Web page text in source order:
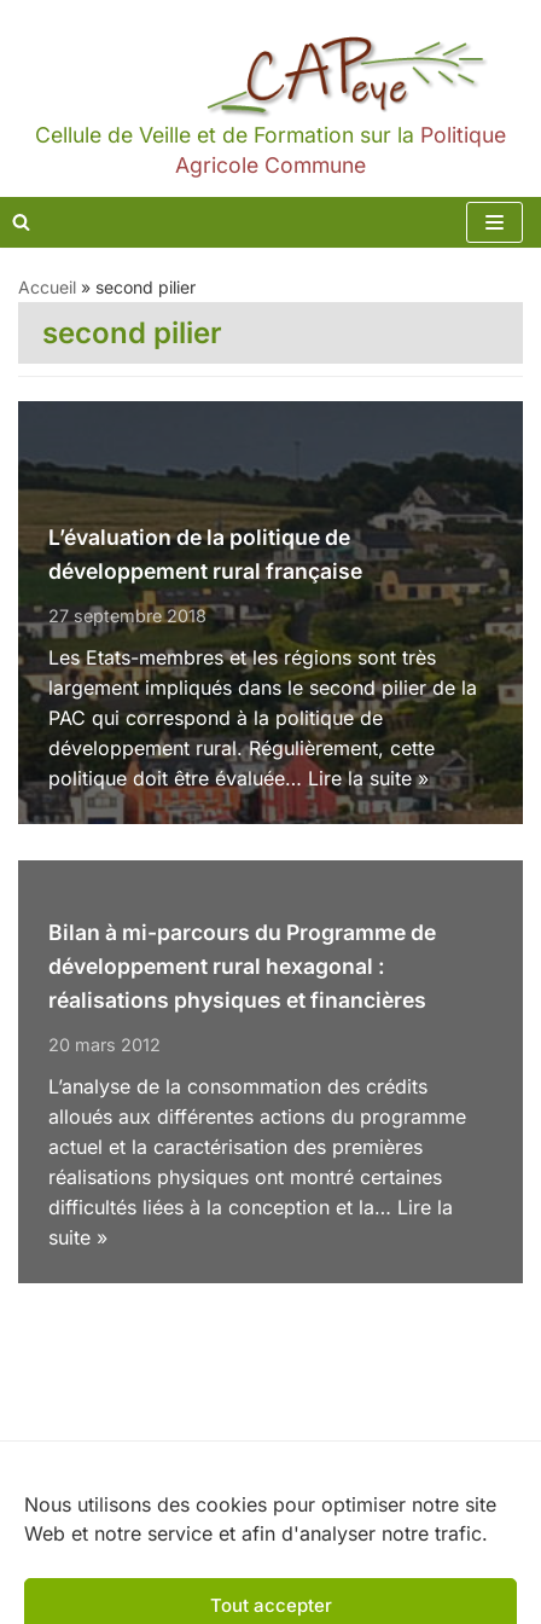
Nous utilisons des cookies pour optimiser notre site
Web et notre service et afin d'analyser notre trafic.
Tout accepter
contenu
Cellule de Veille et de Formation sur la Politique
Agricole Commune
Accueil » second pilier
second pilier
L’évaluation de la politique de
développement rural française
27 septembre 2018
Les Etats-membres et les régions sont très
largement impliqués dans le second pilier de la
PAC qui correspond à la politique de
développement rural. Régulièrement, cette
politique doit être évaluée… Lire la suite »
Bilan à mi-parcours du Programme de
développement rural hexagonal :
réalisations physiques et financières
20 mars 2012
L’analyse de la consommation des crédits
alloués aux différentes actions du programme
actuel et la caractérisation des premières
réalisations physiques ont montré certaines
difficultés liées à la conception et la… Lire la
suite »